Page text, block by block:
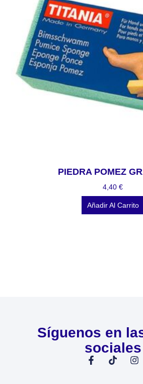
PIEDRA POMEZ
4,40 €
Añadir Al Carrito
Síguenos en
sociales